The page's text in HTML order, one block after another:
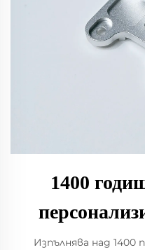
1400
Изпълнява над 1400